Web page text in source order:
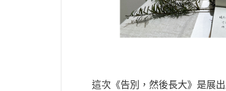
這次《告別，然後長大》是展出